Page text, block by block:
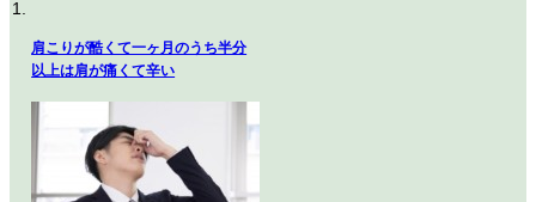
肩こりが酷くて一ヶ月のうち半分
以上は肩が痛くて辛い